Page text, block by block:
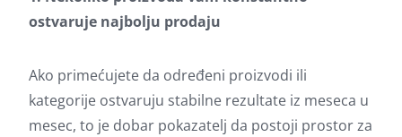
ostvaruje najbolju prodaju
Ako primećujete da određeni proizvodi ili
kategorije ostvaruju stabilne rezultate iz meseca u
mesec, to je dobar pokazatelj da postoji prostor za